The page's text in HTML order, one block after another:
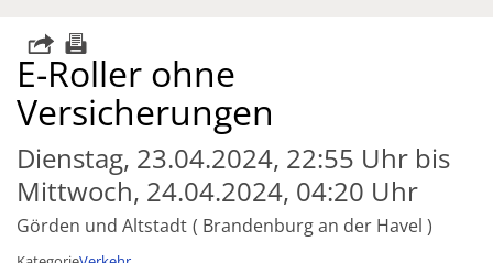
E-Roller ohne
Versicherungen
Dienstag, 23.04.2024, 22:55 Uhr bis
Mittwoch, 24.04.2024, 04:20 Uhr
Görden und Altstadt Brandenburg an der Havel